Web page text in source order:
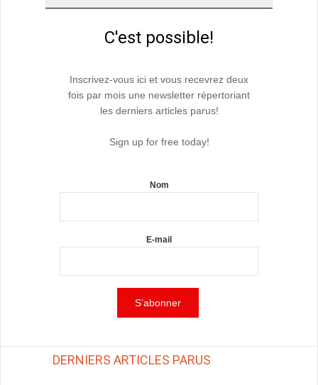
C'est possible!
Inscrivez-vous ici et vous recevrez deux
fois par mois une newsletter répertoriant
les derniers articles parus!
Sign up for free today!
Nom
E-mail
DERNIERS ARTICLES PARUS